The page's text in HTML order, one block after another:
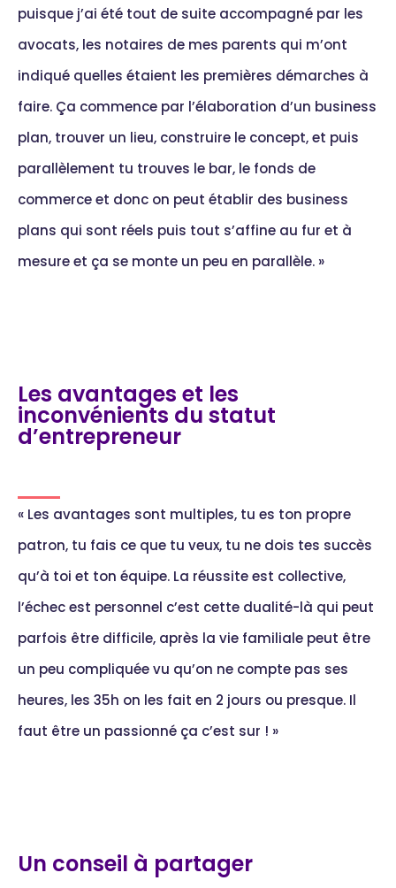
puisque j’ai été tout de suite accompagné par les
avocats, les notaires de mes parents qui m’ont
indiqué quelles étaient les premières démarches à
faire. Ça commence par l’élaboration d’un business
plan, trouver un lieu, construire le concept, et puis
parallèlement tu trouves le bar, le fonds de
commerce et donc on peut établir des business
plans qui sont réels puis tout s’affine au fur et à
mesure et ça se monte un peu en parallèle. »
Les avantages et les
inconvénients du statut
d’entrepreneur
« Les avantages sont multiples, tu es ton propre
patron, tu fais ce que tu veux, tu ne dois tes succès
qu’à toi et ton équipe. La réussite est collective,
l’échec est personnel c’est cette dualité-là qui peut
parfois être difficile, après la vie familiale peut être
un peu compliquée vu qu’on ne compte pas ses
heures, les 35h on les fait en 2 jours ou presque. Il
faut être un passionné ça c’est sur ! »
Un conseil à partager